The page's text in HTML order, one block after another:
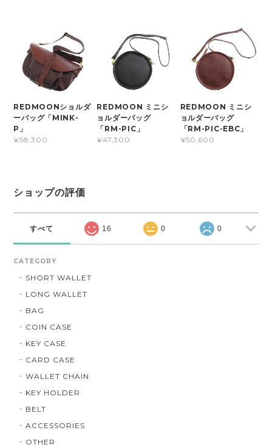
REDMOONショルダ
ーバッグ「MINK-
P」
¥58,300
REDMOON ミニシ
ョルダーバッグ
「RM-PIC」
¥47,300
REDMOON ミニシ
ョルダーバッグ
「RM-PIC-EBC」
¥50,600
ショップの評価
すべて 16 0 0
CATEGORY
SHORT WALLET
LONG WALLET
BAG
COIN CASE
KEY CASE
CARD CASE
WALLET CHAIN
KEY HOLDER
BELT
ACCESSORIES
OTHER